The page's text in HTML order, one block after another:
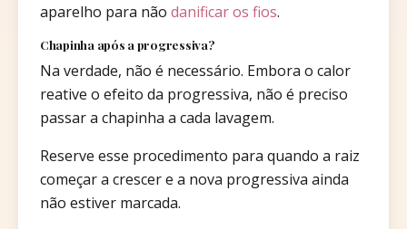
aparelho para não danificar os fios.
Chapinha após a progressiva?
Na verdade, não é necessário. Embora o calor
reative o efeito da progressiva, não é preciso
passar a chapinha a cada lavagem.
Reserve esse procedimento para quando a raiz
começar a crescer e a nova progressiva ainda
não estiver marcada.